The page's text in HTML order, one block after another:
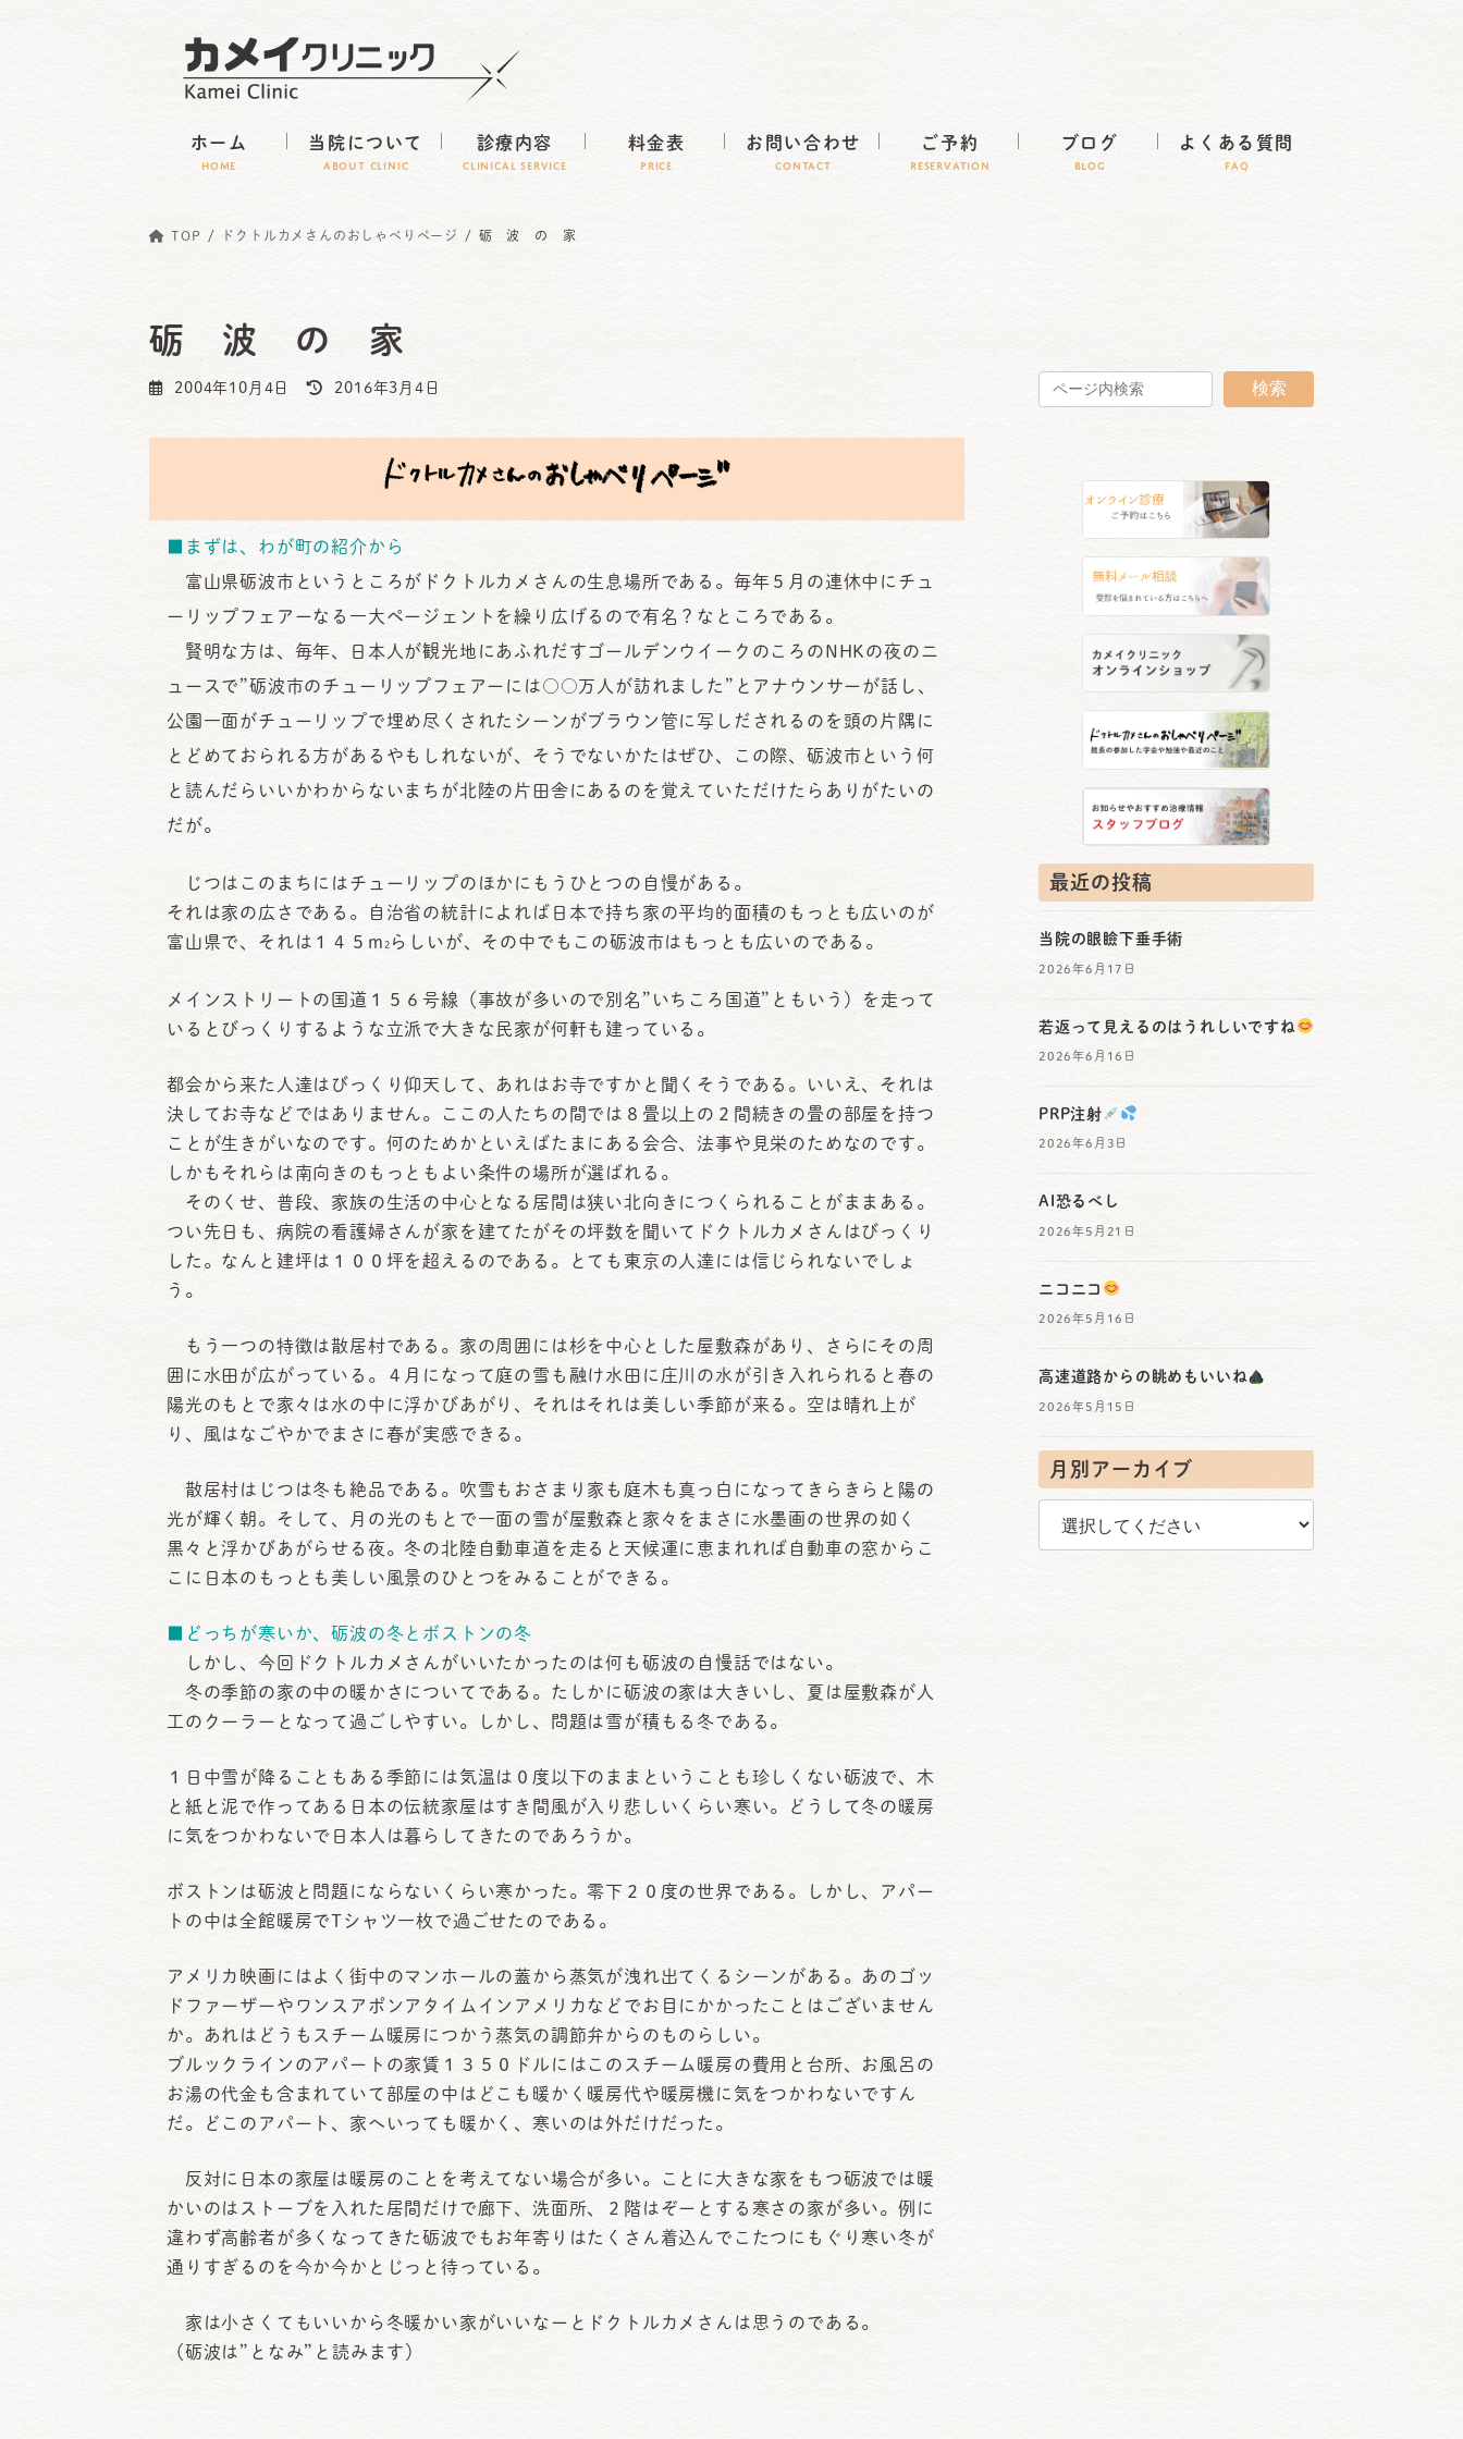
ホーム
HOME
当院について
ABOUT CLINIC
診療内容
CLINICAL SERVICE
料金表
Price
お問い合わせ
CONTACT
ご予約
RESERVATION
ブログ
BLOG
よくある質問
FAQ
TOP ドクトルカメさんのおしゃべりページ 砺 波 の 家
砺 波 の 家
2004年10月4日
最
時
2016年3月4日
■まずは、わが町の紹介から
富山県砺波市というところがドクトルカメさんの生息場所である。毎年５月の連休中にチュ
ーリップフェアーなる一大ページェントを繰り広げるので有名？なところである。
賢明な方は、毎年、日本人が観光地にあふれだすゴールデンウイークのころのNHKの夜のニ
ュースで”砺波市のチューリップフェアーには○○万人が訪れました”とアナウンサーが話し、
公園一面がチューリップで埋め尽くされたシーンがブラウン管に写しだされるのを頭の片隅に
とどめておられる方があるやもしれないが、そうでないかたはぜひ、この際、砺波市という何
と読んだらいいかわからないまちが北陸の片田舎にあるのを覚えていただけたらありがたいの
だが。
じつはこのまちにはチューリップのほかにもうひとつの自慢がある。
それは家の広さである。自治省の統計によれば日本で持ち家の平均的面積のもっとも広いのが
富山県で、それは１４５m 2 らしいが、その中でもこの砺波市はもっとも広いのである。
メインストリートの国道１５６号線（事故が多いので別名”いちころ国道”ともいう）を走って
いるとびっくりするような立派で大きな民家が何軒も建っている。
都会から来た人達はびっくり仰天して、あれはお寺ですかと聞くそうである。いいえ、それは
決してお寺などではありません。ここの人たちの間では８畳以上の２間続きの畳の部屋を持つ
ことが生きがいなのです。何のためかといえばたまにある会合、法事や見栄のためなのです。
しかもそれらは南向きのもっともよい条件の場所が選ばれる。
そのくせ、普段、家族の生活の中心となる居間は狭い北向きにつくられることがままある。
つい先日も、病院の看護婦さんが家を建てたがその坪数を聞いてドクトルカメさんはびっくり
した。なんと建坪は１００坪を超えるのである。とても東京の人達には信じられないでしょ
う。
もう一つの特徴は散居村である。家の周囲には杉を中心とした屋敷森があり、さらにその周
囲に水田が広がっている。４月になって庭の雪も融け水田に庄川の水が引き入れられると春の
陽光のもとで家々は水の中に浮かびあがり、それはそれは美しい季節が来る。空は晴れ上が
り、風はなごやかでまさに春が実感できる。
散居村はじつは冬も絶品である。吹雪もおさまり家も庭木も真っ白になってきらきらと陽の
光が輝く朝。そして、月の光のもとで一面の雪が屋敷森と家々をまさに水墨画の世界の如く
黒々と浮かびあがらせる夜。冬の北陸自動車道を走ると天候運に恵まれれば自動車の窓からこ
こに日本のもっとも美しい風景のひとつをみることができる。
■どっちが寒いか、砺波の冬とボストンの冬
しかし、今回ドクトルカメさんがいいたかったのは何も砺波の自慢話ではない。
冬の季節の家の中の暖かさについてである。たしかに砺波の家は大きいし、夏は屋敷森が人
工のクーラーとなって過ごしやすい。しかし、問題は雪が積もる冬である。
１日中雪が降ることもある季節には気温は０度以下のままということも珍しくない砺波で、木
と紙と泥で作ってある日本の伝統家屋はすき間風が入り悲しいくらい寒い。どうして冬の暖房
に気をつかわないで日本人は暮らしてきたのであろうか。
ボストンは砺波と問題にならないくらい寒かった。零下２０度の世界である。しかし、アパー
トの中は全館暖房でTシャツ一枚で過ごせたのである。
アメリカ映画にはよく街中のマンホールの蓋から蒸気が洩れ出てくるシーンがある。あのゴッ
ドファーザーやワンスアポンアタイムインアメリカなどでお目にかかったことはございません
か。あれはどうもスチーム暖房につかう蒸気の調節弁からのものらしい。
ブルックラインのアパートの家賃１３５０ドルにはこのスチーム暖房の費用と台所、お風呂の
お湯の代金も含まれていて部屋の中はどこも暖かく暖房代や暖房機に気をつかわないですん
だ。どこのアパート、家へいっても暖かく、寒いのは外だけだった。
反対に日本の家屋は暖房のことを考えてない場合が多い。ことに大きな家をもつ砺波では暖
かいのはストーブを入れた居間だけで廊下、洗面所、２階はぞーとする寒さの家が多い。例に
違わず高齢者が多くなってきた砺波でもお年寄りはたくさん着込んでこたつにもぐり寒い冬が
通りすぎるのを今か今かとじっと待っている。
家は小さくてもいいから冬暖かい家がいいなーとドクトルカメさんは思うのである。
（砺波は”となみ”と読みます）
検索
最近の投稿
当院の眼瞼下垂手術
2026年6月17日
若返って見えるのはうれしいですね
2026年6月16日
PRP注射
2026年6月3日
AI恐るべし
2026年5月21日
ニコニコ
2026年5月16日
高速道路からの眺めもいいね
2026年5月15日
月別アーカイブ